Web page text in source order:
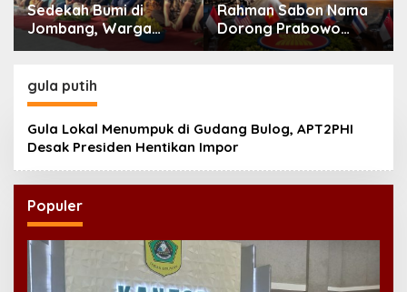
Sedekah Bumi di
Jombang, Warga
Doakan Leluhur dan
Rahman Sabon Nama
Dorong Prabowo
Perkuat Koordinasi
gula putih
Gula Lokal Menumpuk di Gudang Bulog, APT2PHI
Desak Presiden Hentikan Impor
Populer